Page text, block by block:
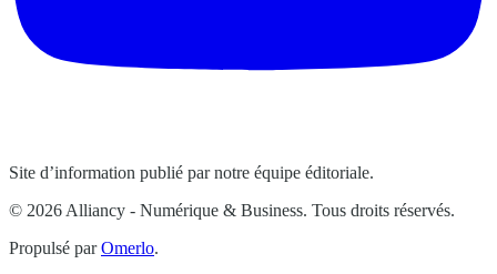
Site d’information publié par notre équipe éditoriale.
© 2026 Alliancy - Numérique & Business. Tous droits réservés.
Propulsé parOmerlo.